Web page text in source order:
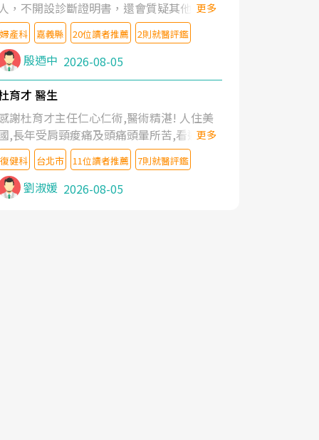
，不開設診斷證明書，還會質疑其他醫生
判斷！
更多
婦產科 嘉義縣 20位讀者推薦 2則就醫評鑑
殷迺中 2026-08-05
育才 醫生
謝杜育才主任仁心仁術,醫術精湛! 人住美
,長年受肩頸痠痛及頭痛頭暈所苦,看遍名醫
授,做了各種檢查,也嘗試過西醫打針,中醫
灸及物理徒手治療都沒有用,後來連吃到嗎
類止痛藥都效果有限,只是壓症狀,沒多久就
起來,多年失眠嚴重影響生活品質. 台灣親
更多
復健科 台北市 11位讀者推薦 7則就醫評鑑
劉淑媛 2026-08-05